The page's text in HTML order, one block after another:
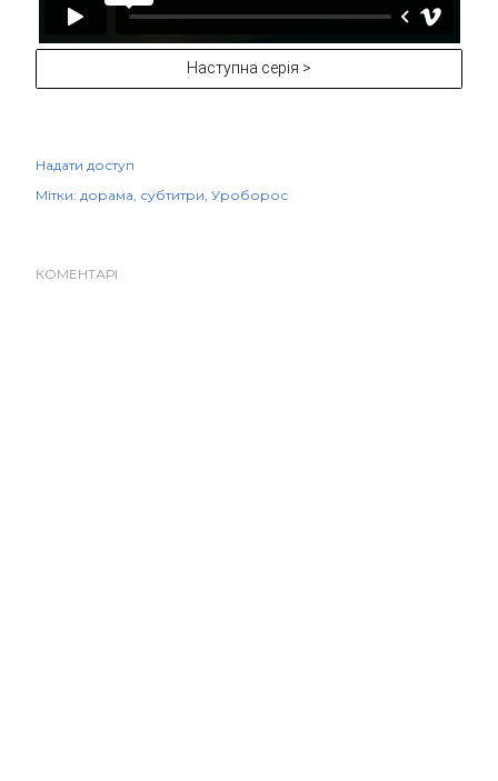
Наступна серія >
Надати доступ
Мітки: дорама субтитри Уроборос
КОМЕНТАРІ